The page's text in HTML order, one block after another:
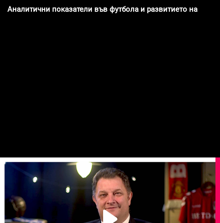
Аналитични показатели във футбола и развитието на ВАР